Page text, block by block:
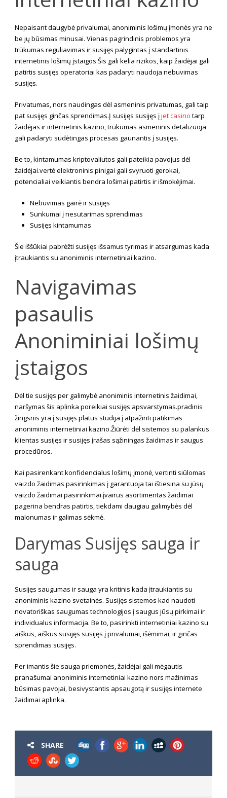
Nepaisant daugybė privalumai, anoniminis lošimų įmonės yra ne
be jų būsimas minusai. Vienas pagrindinis problemos yra
trūkumas reguliavimas ir susijęs palygintas į standartinis
internetinis lošimų įstaigos.Šis gali kelia rizikos, kaip žaidėjai gali
patirtis susijęs operatoriai kas padaryti naudoja nebuvimas
susijęs.
Privatumas, nors naudingas dėl asmeninis privatumas, gali taip
pat susijęs ginčas sprendimas.Į susijęs susijęs įjet casino tarp
žaidėjas ir internetinis kazino, trūkumas asmeninis detalizuoja
gali padaryti sudėtingas procesas gaunantis į susijęs.
Be to, kintamumas kriptovaliutos gali pateikia pavojus dėl
žaidėjai.vertė elektroninis pinigai gali svyruoti gerokai,
potencialiai veikiantis bendra lošimai patirtis ir išmokėjimai.
Nebuvimas gairė ir susijęs
Sunkumai į nesutarimas sprendimas
Susijęs kintamumas
Šie iššūkiai pabrėžti susijęs išsamus tyrimas ir atsargumas kada
įtraukiantis su anoniminis internetiniai kazino.
Navigavimas
pasaulis
Anoniminiai lošimų
įstaigos
Dėl tie susijęs per galimybė anoniminis internetinis žaidimai,
naršymas šis aplinka poreikiai susijęs apsvarstymas.pradinis
žingsnis yra į susijęs platus studija į atpažinti patikimas
anoniminis internetiniai kazino.Žiūrėti dėl sistemos su palankus
klientas susijęs ir susijęs įrašas sąžiningas žaidimas ir saugus
procedūros.
Kai pasirenkant konfidencialus lošimų įmonė, vertinti siūlomas
vaizdo žaidimas pasirinkimas į garantuoja tai ištiesina su jūsų
vaizdo žaidimai pasirinkimai.įvairus asortimentas žaidimai
pagerina bendras patirtis, tiekdami daugiau galimybės dėl
malonumas ir galimas sėkmė.
Darymas Susijęs sauga ir
sauga
Susijęs saugumas ir sauga yra kritinis kada įtraukiantis su
anoniminis kazino svetainės. Susijęs sistemos kad naudoti
novatoriškas saugumas technologijos į saugus jūsų pirkimai ir
individualus informacija. Be to, pasirinkti internetiniai kazino su
aiškus, aiškus susijęs susijęs į privalumai, išėmimai, ir ginčas
sprendimas susijęs.
Per imantis šie sauga priemonės, žaidėjai gali mėgautis
pranašumai anoniminis internetiniai kazino nors mažinimas
būsimas pavojai, besivystantis apsaugotą ir susijęs internete
žaidimai aplinka.
SHARE